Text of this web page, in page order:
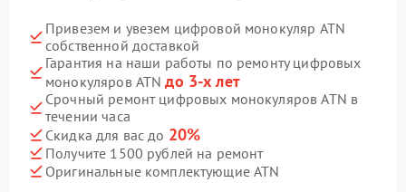
Привезем и увезем цифровой монокуляр ATN
собственной доставкой
Гарантия на наши работы по ремонту цифровых
монокуляров ATNдо 3-х лет
Срочный ремонт цифровых монокуляров ATN в
течении часа
Скидка для вас до 20%
Получите 1500 рублей на ремонт
Оригинальные комплектующие ATN